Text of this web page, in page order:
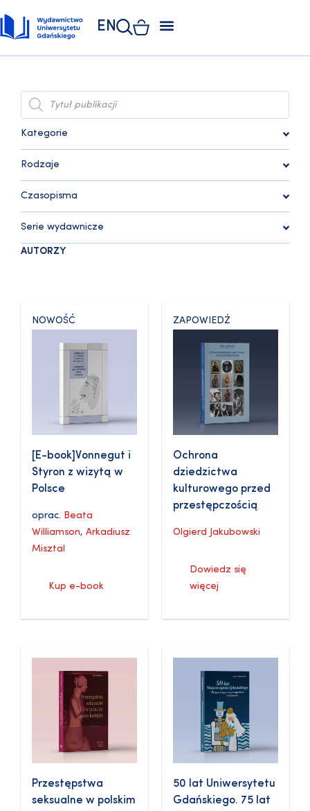
EN
Kategorie
Rodzaje
Czasopisma
Serie wydawnicze
AUTORZY
NOWOŚĆ
[E-book]Vonnegut i
Styron z wizytą w
Polsce
oprac. Beata
Williamson, Arkadiusz
Misztal
Kup e-book
ZAPOWIEDŹ
Ochrona
dziedzictwa
kulturowego przed
przestępczością
Olgierd Jakubowski
Dowiedz się
więcej
Przestępstwa
seksualne w polskim
50 lat Uniwersytetu
Gdańskiego. 75 lat